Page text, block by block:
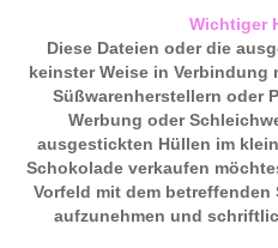
Wichtiger
Diese Dateien oder die
keinster Weise in Verbindung
Süßwarenherstellern oder
Werbung oder
ausgestickten Hüllen im
Schokolade verkaufen
Vorfeld mit dem
aufzunehmen und